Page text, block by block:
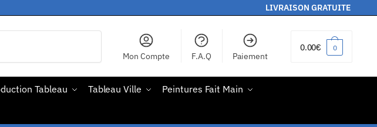
LIVRAISON GRATUITE
Mon Compte F.A.Q Paiement
0.00€ 0
Tableau Tableau Ville
Peintures Fait Main